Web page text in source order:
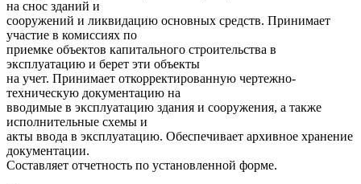
на снос зданий и
сооружений и ликвидацию основных средств. Принимает
участие в комиссиях по
приемке объектов капитального строительства в
эксплуатацию и берет эти объекты
на учет. Принимает откорректированную чертежно-
техническую документацию на
вводимые в эксплуатацию здания и сооружения, а также
исполнительные схемы и
акты ввода в эксплуатацию. Обеспечивает архивное хранение
документации.
Составляет отчетность по установленной форме.